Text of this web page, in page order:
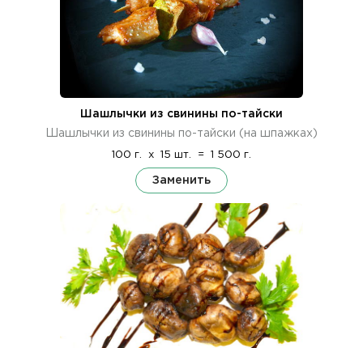
Шашлычки из свинины по-тайски
Шашлычки из свинины по-тайски (на шпажках)
100 г. x 15 шт. = 1 500 г.
Заменить